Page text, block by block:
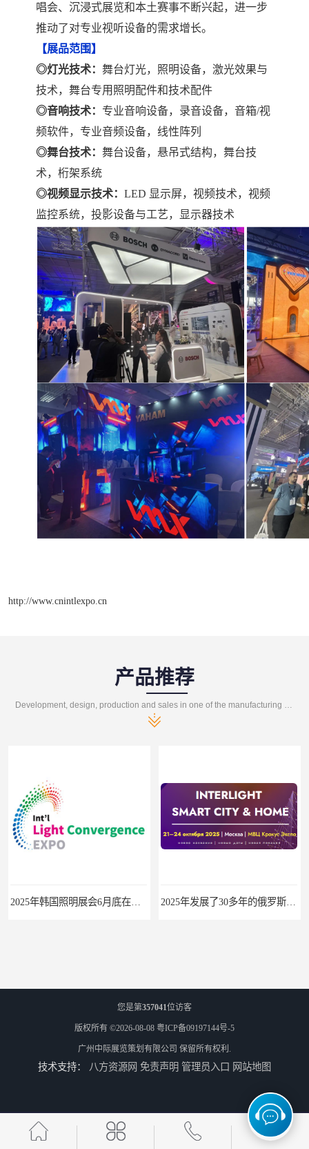
唱会、沉浸式展览和本土赛事不断兴起，进一步
推动了对专业视听设备的需求增长。
【展品范围】
◎灯光技术： 舞台灯光，照明设备，激光效果与
技术，舞台专用照明配件和技术配件
◎音响技术： 专业音响设备，录音设备，音箱/视
频软件，专业音频设备，线性阵列
◎舞台技术： 舞台设备，悬吊式结构，舞台技
术，桁架系统
◎视频显示技术： LED 显示屏，视频技术，视频
监控系统，投影设备与工艺，显示器技术
http://www.cnintlexpo.cn
产品推荐
Development, design, production and sales in one of the manufacturing enterprises
2025年韩国照明展会6月底在首尔举办 2025年发展了30多年的俄罗斯照明展10月份在莫斯科举行
您是第357041位访客
版权所有 ©2026-08-08 粤ICP备09197144号-5
广州中际展览策划有限公司 保留所有权利.
技术支持： 八方资源网 免责声明 管理员入口 网站地图